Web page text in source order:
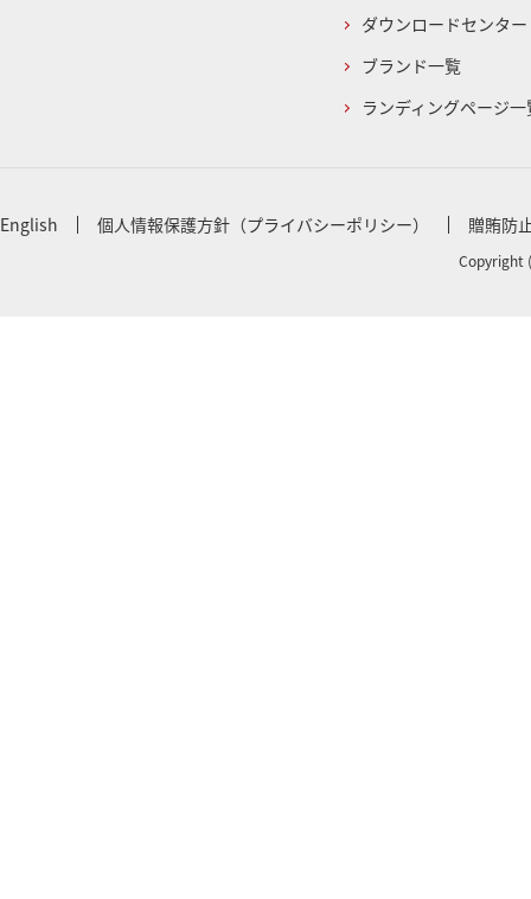
ダウンロードセンター
ブランド一覧
ランディングページ一
English 個人情報保護方針（プライバシーポリシー） 贈賄防
Copyright